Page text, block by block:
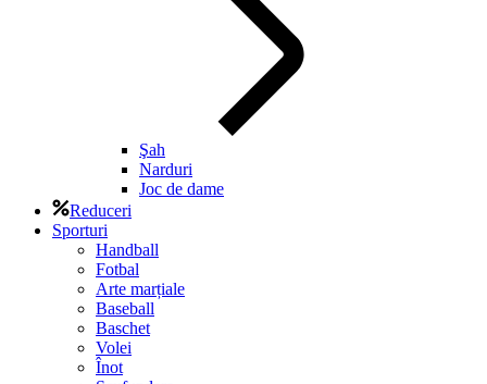
Şah
Narduri
Joc de dame
Reduceri
Sporturi
Handball
Fotbal
Arte marțiale
Baseball
Baschet
Volei
Înot